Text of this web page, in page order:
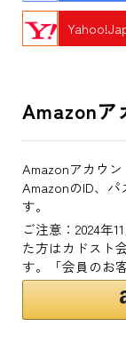
Amazon
Amazonアカウ
AmazonのID、
す。
ご注意：2024年
た方はカドスト
す。「会員のお